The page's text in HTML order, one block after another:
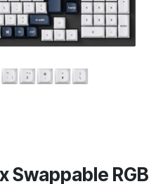
Swappable RGB